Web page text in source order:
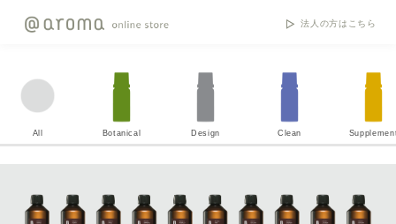
法人の方はこちら
All Botanical Design Clean